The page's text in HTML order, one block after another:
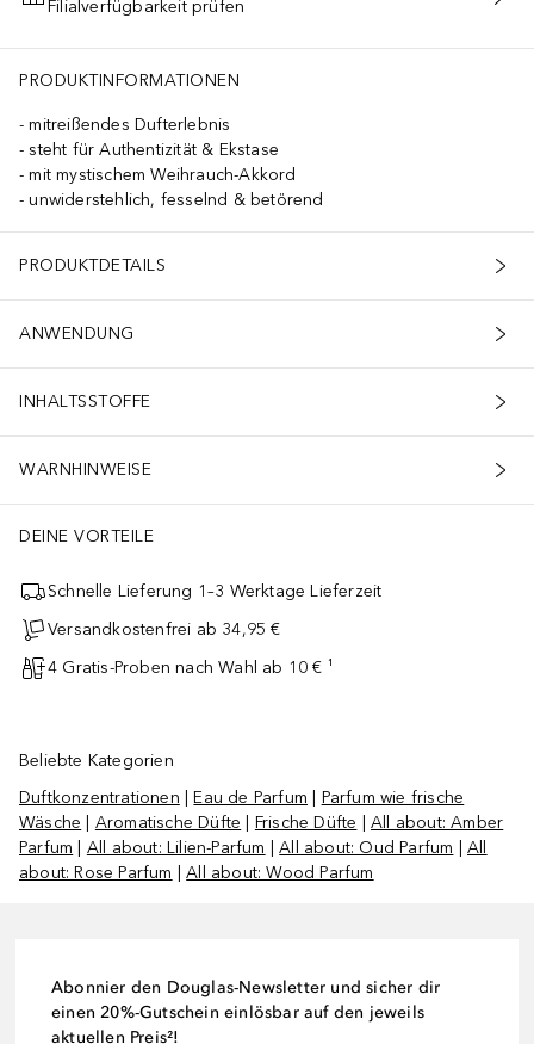
IN DEN WARENKORB
Filialverfügbarkeit prüfen
PRODUKTINFORMATIONEN
mitreißendes Dufterlebnis
steht für Authentizität & Ekstase
mit mystischem Weihrauch-Akkord
unwiderstehlich, fesselnd & betörend
PRODUKTDETAILS
ANWENDUNG
INHALTSSTOFFE
WARNHINWEISE
DEINE VORTEILE
Schnelle Lieferung 1–3 Werktage Lieferzeit
Versandkostenfrei ab 34,95 €
4 Gratis-Proben nach Wahl ab 10 € ¹
Beliebte Kategorien
Duftkonzentrationen |Eau de Parfum
Parfum wie frische
Wäsche
Aromatische Düfte Frische Düfte |All about: Amber
Parfum
All about: Lilien-Parfum |All about: Oud Parfum |All
about: Rose Parfum |All about: Wood Parfum
Abonnier den Douglas-Newsletter und sicher dir
einen 20%-Gutschein einlösbar auf den jeweils
aktuellen Preis²!